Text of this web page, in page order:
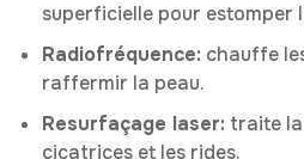
superficielle pour estomper
Radiofréquence: chauffe
raffermir la peau.
Resurfaçage laser: traite
cicatrices et les rides.